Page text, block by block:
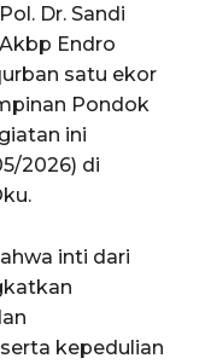
Dr. Sandi
Endro
satu ekor
Pondok
ini
2026) di
inti dari
kepedulian